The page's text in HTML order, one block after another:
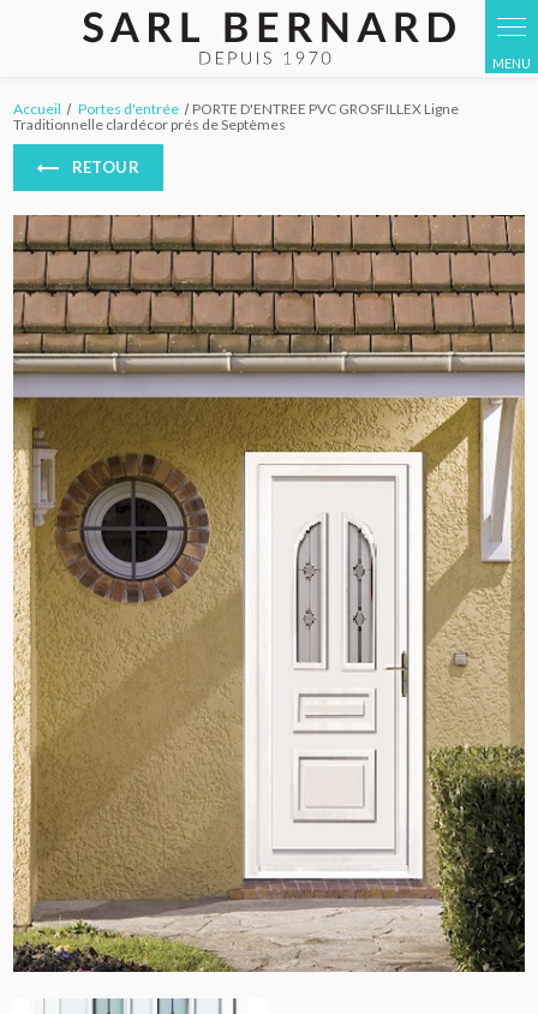
Accueil Portes d'entrée
PORTE D'ENTREE PVC GROSFILLEX Ligne
Traditionnelle clardécor prés de Septèmes
RETOUR